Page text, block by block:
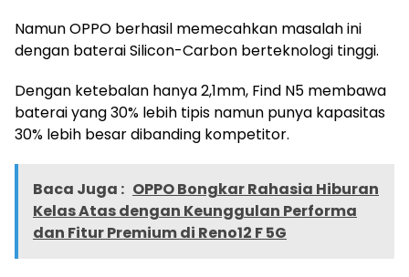
Namun OPPO berhasil memecahkan masalah ini
dengan baterai Silicon-Carbon berteknologi tinggi.
Dengan ketebalan hanya 2,1mm, Find N5 membawa
baterai yang 30% lebih tipis namun punya kapasitas
30% lebih besar dibanding kompetitor.
Baca Juga : OPPO Bongkar Rahasia Hiburan
Kelas Atas dengan Keunggulan Performa
dan Fitur Premium di Reno12 F 5G